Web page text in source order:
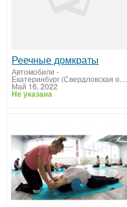
Реечные домкраты
Автомобили -
Екатеринбург (Свердловская область)
Май 16, 2022
Не указана